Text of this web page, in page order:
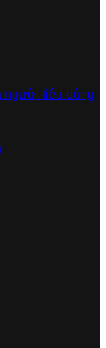
người tiêu dùng